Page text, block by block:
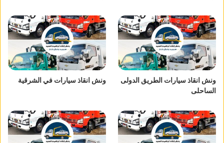
ونش انقاذ سيارات الطريق الدولى
الساحلى
ونش انقاذ سيارات في الشرقية